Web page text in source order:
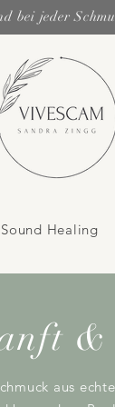
bei jeder
Sound Healing
&
aus